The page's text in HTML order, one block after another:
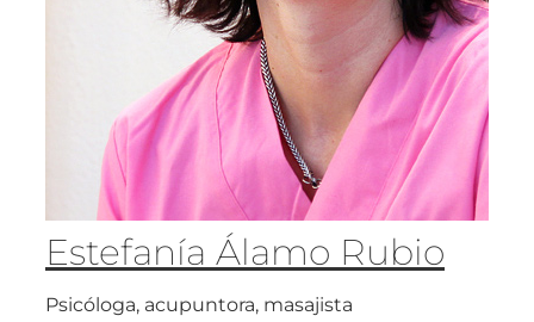
Estefanía Álamo Rubio
Psicóloga, acupuntora, masajista